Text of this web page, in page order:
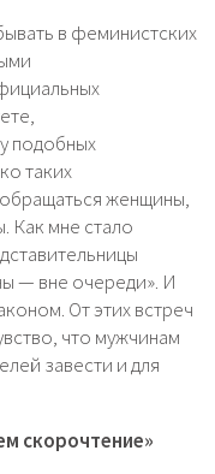
в феминистских
подобных
таких
женщины,
Как мне стало
— вне очереди». И
От этих встреч
что мужчинам
завести и для
скорочтение»